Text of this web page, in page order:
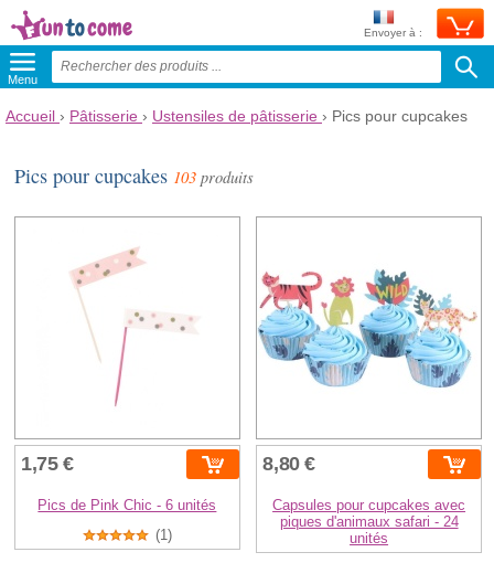
Envoyer à :
Menu
Accueil › Pâtisserie › Ustensiles de pâtisserie › Pics pour cupcakes
Pics pour cupcakes 103 produits
1,75 €
Pics de Pink Chic - 6 unités
(1)
8,80 €
Capsules pour cupcakes avec
piques d'animaux safari - 24
unités